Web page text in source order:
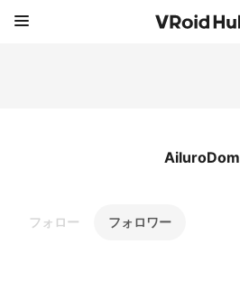
AiluroDom
フォロー フォロワー